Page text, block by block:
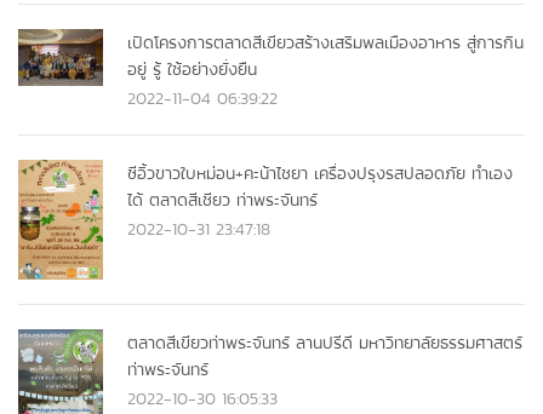
เปิดโครงการตลาดสีเขียวสร้างเสริมพลเมืองอาหาร สู่การกิน
อยู่ รู้ ใช้อย่างยั่งยืน
2022-11-04 06:39:22
ซีอิ้วขาวใบหม่อน+คะน้าไชยา เครื่องปรุงรสปลอดภัย ทำเอง
ได้ ตลาดสีเชียว ท่าพระจันทร์
2022-10-31 23:47:18
ตลาดสีเขียวท่าพระจันทร์ ลานปรีดี มหาวิทยาลัยธรรมศาสตร์
ท่าพระจันทร์
2022-10-30 16:05:33